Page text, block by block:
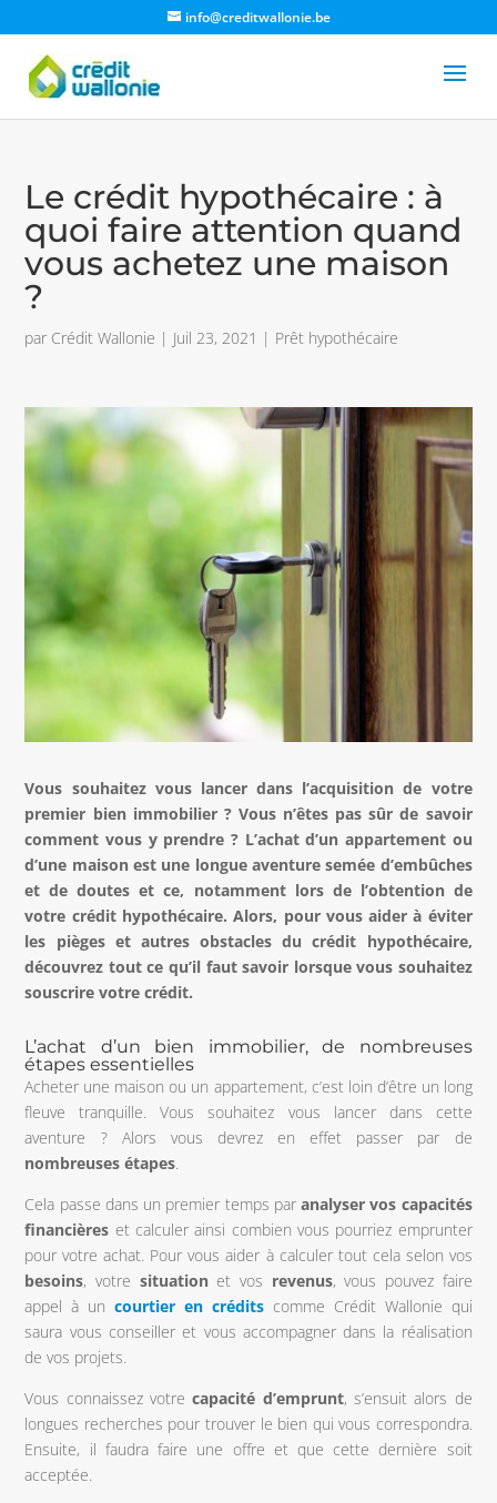
info@creditwallonie.be
Le crédit hypothécaire : à
quoi faire attention quand
vous achetez une maison
?
par Crédit Wallonie | Juil 23, 2021 | Prêt hypothécaire
Vous souhaitez vous lancer dans l’acquisition de votre
premier bien immobilier ? Vous n’êtes pas sûr de savoir
comment vous y prendre ? L’achat d’un appartement ou
d’une maison est une longue aventure semée d’embûches
et de doutes et ce, notamment lors de l’obtention de
votre crédit hypothécaire. Alors, pour vous aider à éviter
les pièges et autres obstacles du crédit hypothécaire,
découvrez tout ce qu’il faut savoir lorsque vous souhaitez
souscrire votre crédit.
L’achat d’un bien immobilier, de nombreuses
étapes essentielles
Acheter une maison ou un appartement, c’est loin d’être un long
fleuve tranquille. Vous souhaitez vous lancer dans cette
aventure ? Alors vous devrez en effet passer par de
nombreuses étapes.
Cela passe dans un premier temps paranalyser vos capacités
financières et calculer ainsi combien vous pourriez emprunter
pour votre achat. Pour vous aider à calculer tout cela selon vos
besoins, votre situation et vos revenus, vous pouvez faire
appel à un courtier en créditscomme Crédit Wallonie qui
saura vous conseiller et vous accompagner dans la réalisation
de vos projets.
Vous connaissez votrecapacité d’emprunt, s’ensuit alors de
longues recherches pour trouver le bien qui vous correspondra.
Ensuite, il faudra faire une offre et que cette dernière soit
acceptée.